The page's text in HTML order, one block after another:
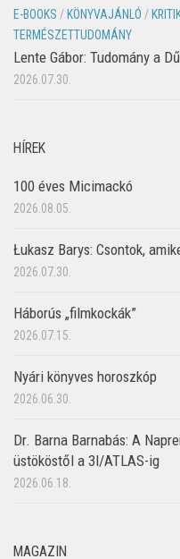
E-BOOKS / KÖNYVAJÁNLÓ /
TERMÉSZETTUDOMÁNY
Lente Gábor: Tudomány a
2026.07.30.
HÍREK
100 éves Micimackó
2026.08.05.
Łukasz Barys: Csontok,
2026.07.30.
Háborús „filmkockák”
2026.07.15.
Nyári könyves horoszkóp
2026.06.30.
Dr. Barna Barnabás: A
üstököstől a 3I/ATLAS-ig
2026.06.18.
MAGAZIN